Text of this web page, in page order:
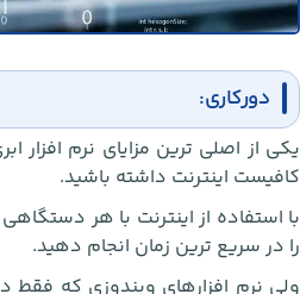
دورکاری:
یکی از اصلی ترین مزایای نرم
کافیست اینترنت داشته باشید.
با استفاده از اینترنت با هر
را در سریع ترین زمان انجام دهید.
ولی نرم افزارهای ویندوزی که